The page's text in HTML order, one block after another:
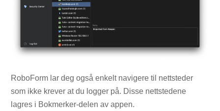
RoboForm lar deg også enkelt navigere til nettsteder
som ikke krever at du logger på. Disse nettstedene
lagres i Bokmerker-delen av appen.